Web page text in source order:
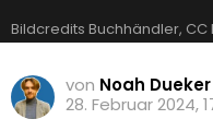
Bildcredits Buchhändler, CC
von Noah Dueker
28. Februar 2024,